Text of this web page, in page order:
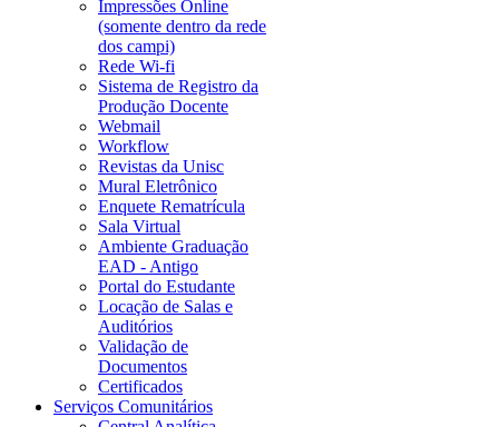
Impressões Online
(somente dentro da rede
dos campi)
Rede Wi-fi
Sistema de Registro da
Produção Docente
Webmail
Workflow
Revistas da Unisc
Mural Eletrônico
Enquete Rematrícula
Sala Virtual
Ambiente Graduação
EAD - Antigo
Portal do Estudante
Locação de Salas e
Auditórios
Validação de
Documentos
Certificados
Serviços Comunitários